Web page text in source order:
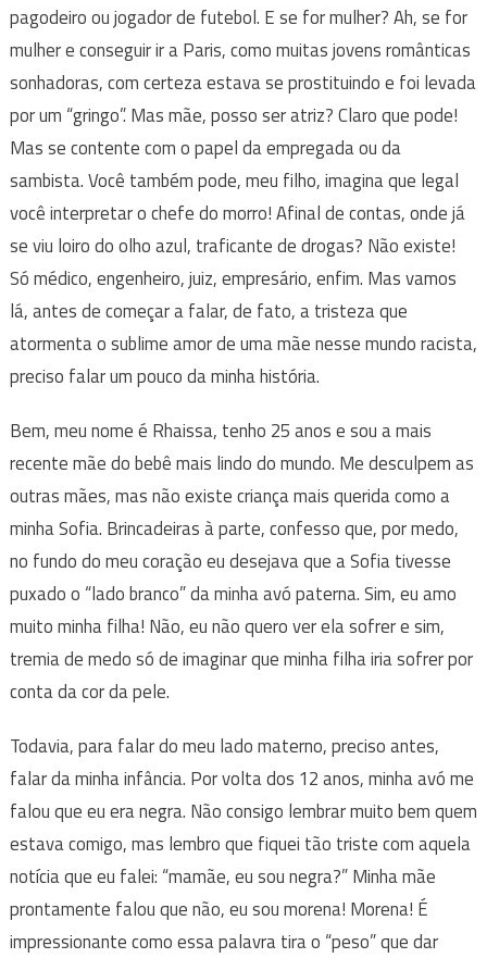
pagodeiro ou jogador de futebol. E se for mulher? Ah, se for
mulher e conseguir ir a Paris, como muitas jovens românticas
sonhadoras, com certeza estava se prostituindo e foi levada
por um “gringo”. Mas mãe, posso ser atriz? Claro que pode!
Mas se contente com o papel da empregada ou da
sambista. Você também pode, meu filho, imagina que legal
você interpretar o chefe do morro! Afinal de contas, onde já
se viu loiro do olho azul, traficante de drogas? Não existe!
Só médico, engenheiro, juiz, empresário, enfim. Mas vamos
lá, antes de começar a falar, de fato, a tristeza que
atormenta o sublime amor de uma mãe nesse mundo racista,
preciso falar um pouco da minha história.
Bem, meu nome é Rhaissa, tenho 25 anos e sou a mais
recente mãe do bebê mais lindo do mundo. Me desculpem as
outras mães, mas não existe criança mais querida como a
minha Sofia. Brincadeiras à parte, confesso que, por medo,
no fundo do meu coração eu desejava que a Sofia tivesse
puxado o “lado branco” da minha avó paterna. Sim, eu amo
muito minha filha! Não, eu não quero ver ela sofrer e sim,
tremia de medo só de imaginar que minha filha iria sofrer por
conta da cor da pele.
Todavia, para falar do meu lado materno, preciso antes,
falar da minha infância. Por volta dos 12 anos, minha avó me
falou que eu era negra. Não consigo lembrar muito bem quem
estava comigo, mas lembro que fiquei tão triste com aquela
notícia que eu falei: “mamãe, eu sou negra?” Minha mãe
prontamente falou que não, eu sou morena! Morena! É
impressionante como essa palavra tira o “peso” que dar